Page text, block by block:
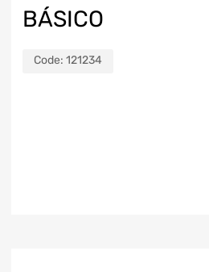
BÁSICO
Code: 121234